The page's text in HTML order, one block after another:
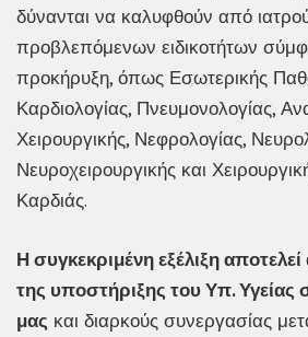
δύνανται να καλυφθούν από
προβλεπόμενων ειδικοτήτων
προκήρυξη, όπως Εσωτερικής
Καρδιολογίας, Πνευμονολογίας,
Χειρουργικής, Νεφρολογίας,
Νευροχειρουργικής και
Καρδιάς.
Η συγκεκριμένη εξέλιξη
της υποστήριξης του Υπ. Υγείας
μας και διαρκούς συνεργασίας